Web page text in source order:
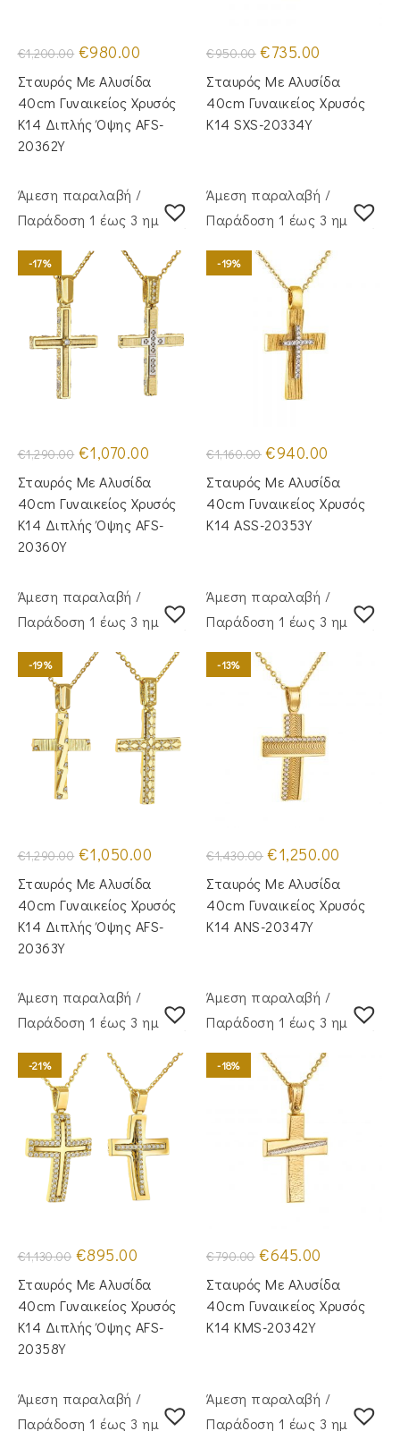
€1,200.00 Original
price
was:
€1,200.00.
€980.00
τιμή
είναι:
€980.00.
Σταυρός Mε Aλυσίδα
40cm Γυναικείος Χρυσός
Κ14 Διπλής Όψης AFS-
20362Y
€950.00 Original
price
was:
€950.00.
€735.00
τιμή
είναι:
€735.00.
Σταυρός Mε Aλυσίδα
40cm Γυναικείος Χρυσός
Κ14 SXS-20334Y
Άμεση παραλαβή /
Παράδoση 1 έως 3 ημέρες
-17%
€1,290.00 Original
price
was:
€1,290.00.
€1,070.00
είναι:
€1,070.00.
Σταυρός Με Αλυσίδα
40cm Γυναικείος Χρυσός
Κ14 Διπλής Όψης AFS-
20360Y
Άμεση παραλαβή /
Παράδoση 1 έως 3 ημέρες
-19%
€1,160.00 Original
price
was:
€1,160.00.
€940.00
τιμή
είναι:
€940.00.
Σταυρός Με Αλυσίδα
40cm Γυναικείος Χρυσός
Κ14 ASS-20353Y
Άμεση παραλαβή /
Παράδoση 1 έως 3 ημέρες
-19%
€1,290.00 Original
price
was:
€1,290.00.
€1,050.00
€1,050.00.
Σταυρός Mε Aλυσίδα
40cm Γυναικείος Χρυσός
Κ14 Διπλής Όψης AFS-
20363Y
Άμεση παραλαβή /
Παράδoση 1 έως 3 ημέρες
-13%
€1,430.00 Original
price
was:
€1,430.00.
€1,250.00
είναι:
€1,250.00.
Σταυρός Mε Aλυσίδα
40cm Γυναικείος Χρυσός
Κ14 ANS-20347Y
Άμεση παραλαβή /
Παράδoση 1 έως 3 ημέρες
-21%
€1,130.00 Original
price
was:
€1,130.00.
€895.00
τιμή
είναι:
€895.00.
Σταυρός Mε Aλυσίδα
40cm Γυναικείος Χρυσός
Κ14 Διπλής Όψης AFS-
20358Y
Άμεση παραλαβή /
Παράδoση 1 έως 3 ημέρες
-18%
€790.00 Original
price
was:
€790.00.
€645.00
τιμή
είναι:
€645.00.
Σταυρός Με Αλυσίδα
40cm Γυναικείος Χρυσός
Κ14 KMS-20342Y
Άμεση παραλαβή /
Παράδoση 1 έως 3 ημέρες
Άμεση παραλαβή /
Παράδoση 1 έως 3 ημέρες